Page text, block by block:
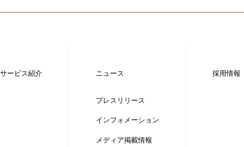
サービス紹介 ニュース
プレスリリース
インフォメーション
メディア掲載情報
採用情報